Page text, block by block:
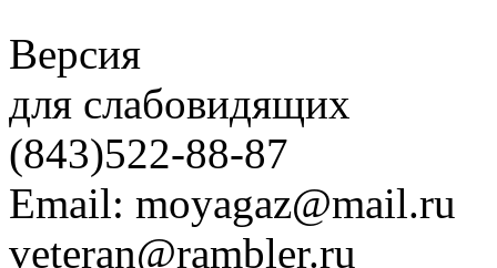
Версия
для слабовидящих
(843)522-88-87
Email: moyagaz@mail.ru
veteran@rambler.ru